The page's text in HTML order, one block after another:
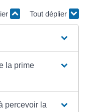
Tout déplier
la prime
percevoir la